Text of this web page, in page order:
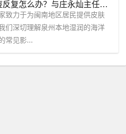
泉州梅雨季面部出油长痘反复怎么办？与庄永灿主任一对一沟通定制长期护理思路
致力于为闽南地区居民提供皮肤
们深切理解泉州本地湿润的海洋
常见影...